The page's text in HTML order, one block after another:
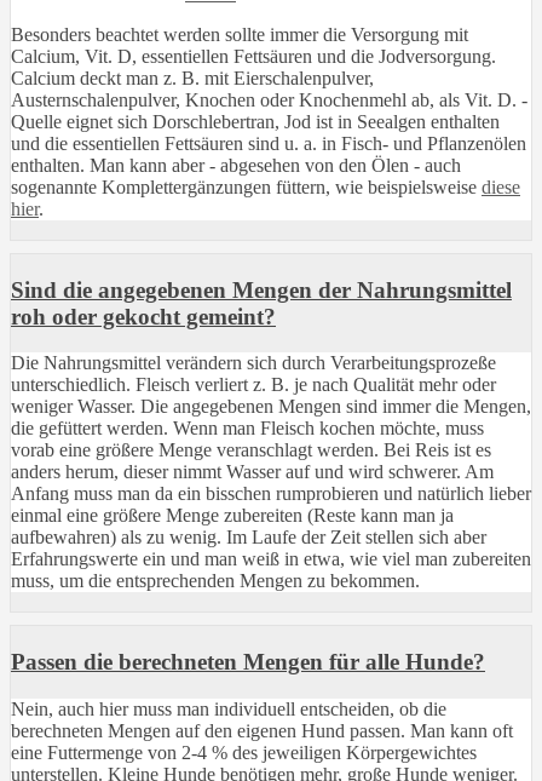
Besonders beachtet werden sollte immer die Versorgung mit
Calcium, Vit. D, essentiellen Fettsäuren und die Jodversorgung.
Calcium deckt man z. B. mit Eierschalenpulver,
Austernschalenpulver, Knochen oder Knochenmehl ab, als Vit. D. -
Quelle eignet sich Dorschlebertran, Jod ist in Seealgen enthalten
und die essentiellen Fettsäuren sind u. a. in Fisch- und Pflanzenölen
enthalten. Man kann aber - abgesehen von den Ölen - auch
sogenannte Komplettergänzungen füttern, wie beispielsweise diese
hier.
Sind die angegebenen Mengen der Nahrungsmittel
roh oder gekocht gemeint?
Die Nahrungsmittel verändern sich durch Verarbeitungsprozeße
unterschiedlich. Fleisch verliert z. B. je nach Qualität mehr oder
weniger Wasser. Die angegebenen Mengen sind immer die Mengen,
die gefüttert werden. Wenn man Fleisch kochen möchte, muss
vorab eine größere Menge veranschlagt werden. Bei Reis ist es
anders herum, dieser nimmt Wasser auf und wird schwerer. Am
Anfang muss man da ein bisschen rumprobieren und natürlich lieber
einmal eine größere Menge zubereiten (Reste kann man ja
aufbewahren) als zu wenig. Im Laufe der Zeit stellen sich aber
Erfahrungswerte ein und man weiß in etwa, wie viel man zubereiten
muss, um die entsprechenden Mengen zu bekommen.
Passen die berechneten Mengen für alle Hunde?
Nein, auch hier muss man individuell entscheiden, ob die
berechneten Mengen auf den eigenen Hund passen. Man kann oft
eine Futtermenge von 2-4 % des jeweiligen Körpergewichtes
unterstellen. Kleine Hunde benötigen mehr, große Hunde weniger.